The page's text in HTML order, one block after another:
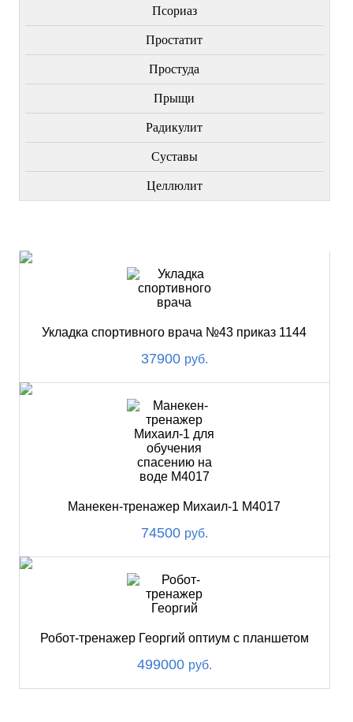
Пcориаз
Простатит
Простуда
Прыщи
Радикулит
Суставы
Целлюлит
Укладка спортивного врача №43 приказ 1144
37900 руб.
Манекен-тренажер Михаил-1 М4017
74500 руб.
Робот-тренажер Георгий оптиум с планшетом
499000 руб.